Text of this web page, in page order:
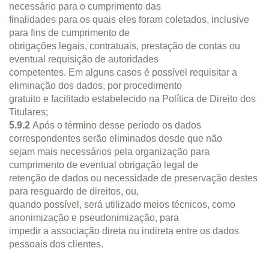
necessário para o cumprimento das
finalidades para os quais eles foram coletados, inclusive
para fins de cumprimento de
obrigações legais, contratuais, prestação de contas ou
eventual requisição de autoridades
competentes. Em alguns casos é possível requisitar a
eliminação dos dados, por procedimento
gratuito e facilitado estabelecido na Política de Direito dos
Titulares;
5.9.2 Após o término desse período os dados
correspondentes serão eliminados desde que não
sejam mais necessários pela organização para
cumprimento de eventual obrigação legal de
retenção de dados ou necessidade de preservação destes
para resguardo de direitos, ou,
quando possível, será utilizado meios técnicos, como
anonimização e pseudonimização, para
impedir a associação direta ou indireta entre os dados
pessoais dos clientes.